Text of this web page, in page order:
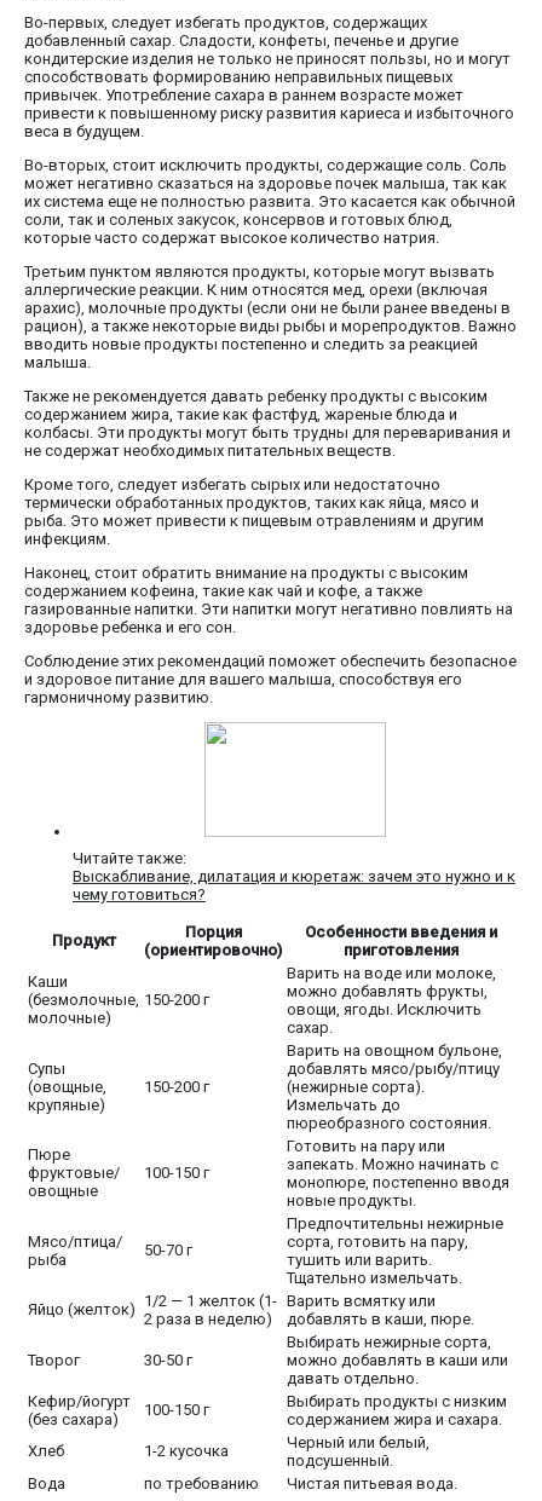
Во-первых, следует избегать продуктов, содержащих
добавленный сахар. Сладости, конфеты, печенье и другие
кондитерские изделия не только не приносят пользы, но и могут
способствовать формированию неправильных пищевых
привычек. Употребление сахара в раннем возрасте может
привести к повышенному риску развития кариеса и избыточного
веса в будущем.
Во-вторых, стоит исключить продукты, содержащие соль. Соль
может негативно сказаться на здоровье почек малыша, так как
их система еще не полностью развита. Это касается как обычной
соли, так и соленых закусок, консервов и готовых блюд,
которые часто содержат высокое количество натрия.
Третьим пунктом являются продукты, которые могут вызвать
аллергические реакции. К ним относятся мед, орехи (включая
арахис), молочные продукты (если они не были ранее введены в
рацион), а также некоторые виды рыбы и морепродуктов. Важно
вводить новые продукты постепенно и следить за реакцией
малыша.
Также не рекомендуется давать ребенку продукты с высоким
содержанием жира, такие как фастфуд, жареные блюда и
колбасы. Эти продукты могут быть трудны для переваривания и
не содержат необходимых питательных веществ.
Кроме того, следует избегать сырых или недостаточно
термически обработанных продуктов, таких как яйца, мясо и
рыба. Это может привести к пищевым отравлениям и другим
инфекциям.
Наконец, стоит обратить внимание на продукты с высоким
содержанием кофеина, такие как чай и кофе, а также
газированные напитки. Эти напитки могут негативно повлиять на
здоровье ребенка и его сон.
Соблюдение этих рекомендаций поможет обеспечить безопасное
и здоровое питание для вашего малыша, способствуя его
гармоничному развитию.
Читайте также:
Выскабливание, дилатация и кюретаж: зачем это нужно и к
чему готовиться?
Продукт
Порция
(ориентировочно)
Особенности введения и
приготовления
Каши
(безмолочные,
молочные)
150-200 г
Варить на воде или молоке,
можно добавлять фрукты,
овощи, ягоды. Исключить
сахар.
Супы
(овощные,
крупяные)
150-200 г
Варить на овощном бульоне,
добавлять мясо/рыбу/птицу
(нежирные сорта).
Измельчать до
пюреобразного состояния.
Пюре
фруктовые/
овощные
100-150 г
Готовить на пару или
запекать. Можно начинать с
монопюре, постепенно вводя
новые продукты.
Мясо/птица/
рыба
50-70 г
Предпочтительны нежирные
сорта, готовить на пару,
тушить или варить.
Тщательно измельчать.
Яйцо (желток) 1/2 — 1 желток (1-
2 раза в неделю)
Варить всмятку или
добавлять в каши, пюре.
Творог 30-50 г
Выбирать нежирные сорта,
можно добавлять в каши или
давать отдельно.
Кефир/йогурт
(без сахара)
100-150 г
Выбирать продукты с низким
содержанием жира и сахара.
Хлеб
1-2 кусочка
Черный или белый,
подсушенный.
Вода
по требованию Чистая питьевая вода.